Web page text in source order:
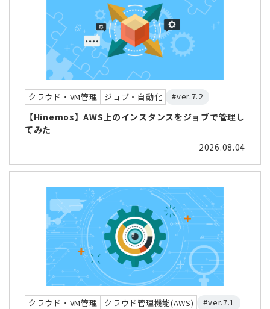
クラウド・VM管理 ジョブ・自動化 #ver.7.2
【Hinemos】AWS上のインスタンスをジョブで管理し
てみた
2026.08.04
クラウド・VM管理 クラウド管理機能(AWS) #ver.7.1